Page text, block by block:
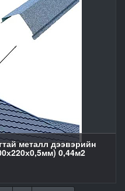
металл дээвэрийн
0,44м2